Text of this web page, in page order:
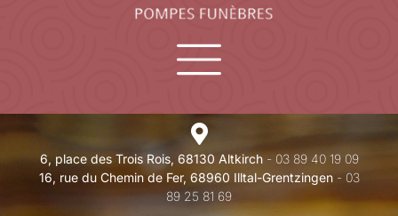
6, place des Trois Rois, 68130 Altkirch- 03 89 40 19 09
16, rue du Chemin de Fer, 68960 Illtal-Grentzingen- 03
89 25 81 69